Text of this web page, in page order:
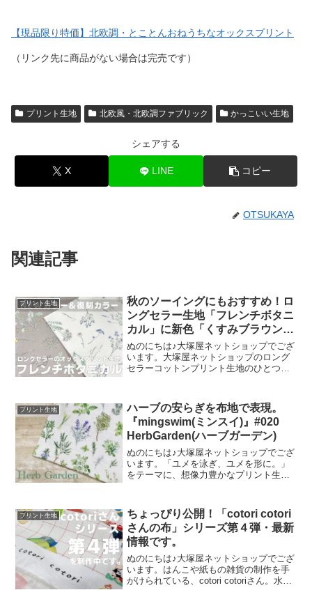
【現品限り特価】北欧調・とことんおねうちなオックスプリント
（リンク先に商品がない場合は完売です）
プリント生地 北欧風・北欧調ファブリック かっこいい生地
シェアする
X LINE コピー
OTSUKAYA
関連記事
プリント生地
秋のソーイングにもおすすめ！ロ
ングセラー生地「フレンチボタニ
カル」に新色「くすみブラウン」
が登場！
ぬのにちは♪大塚屋ネットショップでござ
います。大塚屋ネットショップのロング
セラーコットンプリント生地のひとつ
た「ペールピンク」の再販が、この度決
定いたしました。2026
プリント生地
ハーブの安らぎを布地で表現。
『mingswim(ミンスイ)』#020
HerbGarden(ハーブガーデン)
ぬのにちは♪大塚屋ネットショップでござ
います。「ユメを泳ぎ、ユメを形に。」
をテーマに、想像力豊かなプリント生地
集ページよりご覧いただけます。＼
mingswi
プリント生地
ちょっぴり公開！「cotori cotori
さんの布」シリーズ第４弾・最新
情報です。
ぬのにちは♪大塚屋ネットショップでござ
います。はんこや紙もの雑貨の制作を手
がけられている、cotori cotoriさん。水彩